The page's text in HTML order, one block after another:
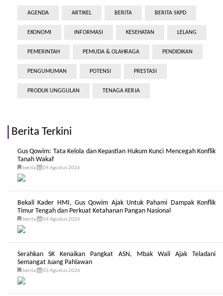
AGENDA ARTIKEL BERITA BERITA SKPD
EKONOMI INFORMASI KESEHATAN LELANG
PEMERINTAH PEMUDA & OLAHRAGA PENDIDIKAN
PENGUMUMAN POTENSI PRESTASI
PRODUK UNGGULAN TENAGA KERJA
Berita Terkini
Gus Qowim: Tata Kelola dan Kepastian Hukum Kunci Mencegah Konflik
Tanah Wakaf
berita 04 Agustus 2026
Bekali Kader HMI, Gus Qowim Ajak Untuk Pahami Dampak Konflik
Timur Tengah dan Perkuat Ketahanan Pangan Nasional
berita 04 Agustus 2026
Serahkan SK Kenaikan Pangkat ASN, Mbak Wali Ajak Teladani
Semangat Juang Pahlawan
berita 03 Agustus 2026